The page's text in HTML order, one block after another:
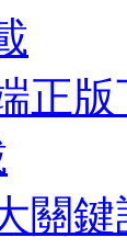
正版
關